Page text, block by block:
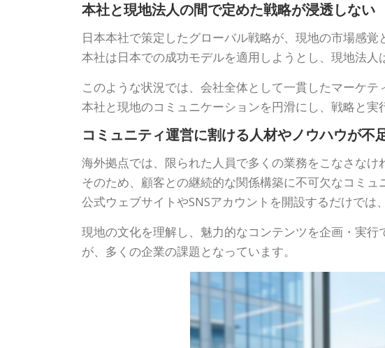
本社と現地法人の間で定めた戦略が浸透しない
日本本社で策定したグローバル戦略が、現地の市場感覚
本社は日本での成功モデルを適用しようとし、現地法人
このような状況では、会社全体として一貫したマーケ
本社と現地のコミュニケーションを円滑にし、戦略と
コミュニティ運営に割ける人材やノウハウが不
海外拠点では、限られた人員で多くの業務をこなさなけ
そのため、顧客との継続的な関係構築に不可欠なコミュ
公式ウェブサイトやSNSアカウントを開設するだけでは
現地の文化を理解し、魅力的なコンテンツを企画・実
が、多くの企業の課題となっています。